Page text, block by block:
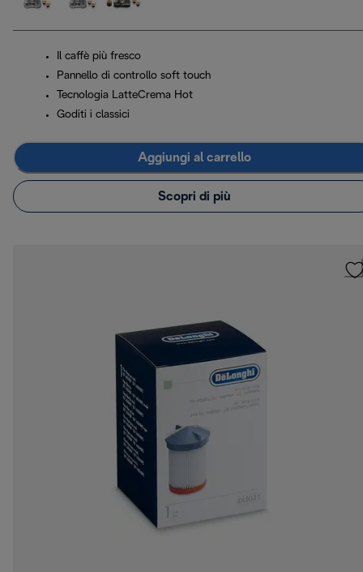
Il caffè più fresco
Pannello di controllo soft touch
Tecnologia LatteCrema Hot
Goditi i classici
Aggiungi al carrello
Scopri di più